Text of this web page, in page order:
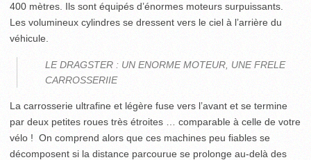
400 mètres. Ils sont équipés d’énormes moteurs surpuissants.
Les volumineux cylindres se dressent vers le ciel à l’arrière du
véhicule.
LE DRAGSTER : UN ENORME MOTEUR, UNE FRELE
CARROSSERIIE
La carrosserie ultrafine et légère fuse vers l’avant et se termine
par deux petites roues très étroites … comparable à celle de votre
vélo ! On comprend alors que ces machines peu fiables se
décomposent si la distance parcourue se prolonge au-delà des